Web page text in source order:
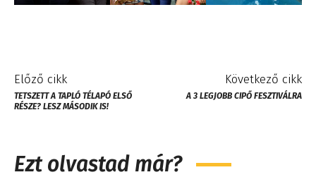
Előző cikk
TETSZETT A TAPLÓ TÉLAPÓ ELSŐ
RÉSZE? LESZ MÁSODIK IS!
Következő cikk
A 3 LEGJOBB CIPŐ FESZTIVÁLRA
Ezt olvastad már?